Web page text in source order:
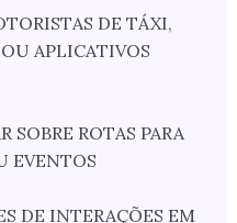
DE TÁXI,
APLICATIVOS
SOBRE ROTAS PARA
EVENTOS
DE INTERAÇÕES EM